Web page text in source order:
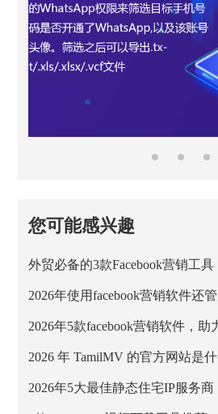
您可能感兴趣
外贸必备的3款Facebook营销工具
2026年使用facebook营销软件还
2026年5款facebook营销软件，助
2026 年 TamilMV 的官方网站是什
2026年5大最佳静态住宅IP服务商